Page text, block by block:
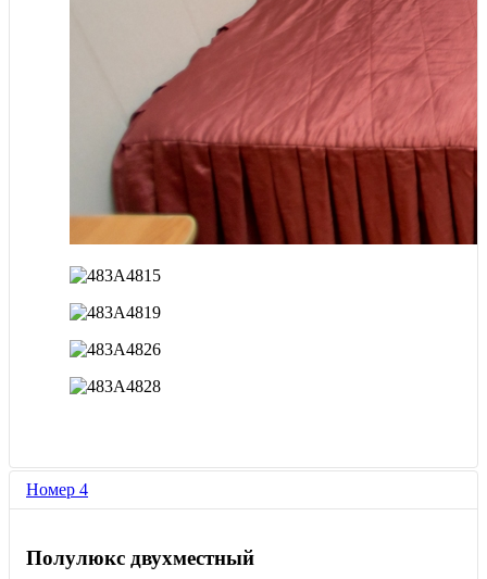
Номер 4
Полулюкс двухместный